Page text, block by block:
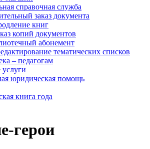
справочная служба
заказ документа
книг
копий документов
абонемент
тематических списков
– педагогам
юридическая помощь
книга года
герои